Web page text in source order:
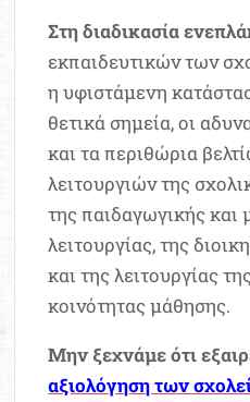
Στη διαδικασία
εκπαιδευτικών των
η υφιστάμενη
θετικά σημεία, οι
και τα περιθώρια
λειτουργιών της
της παιδαγωγικής και
λειτουργίας, της
και της λειτουργίας
κοινότητας μάθησης.
Μην ξεχνάμε ότι
αξιολόγηση των